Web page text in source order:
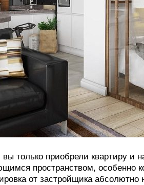
только приобрели квартиру и
пространством, особенно
от застройщика